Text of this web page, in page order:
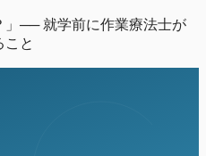
」── 就学前に作業療法士が
こと